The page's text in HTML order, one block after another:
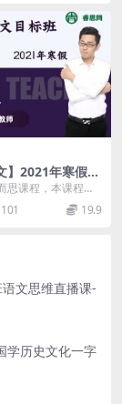
】2021年寒假初
标班
思课程，本课程共
员可通过百度网盘
101 19.9
文思维直播课-
学历史文化一字